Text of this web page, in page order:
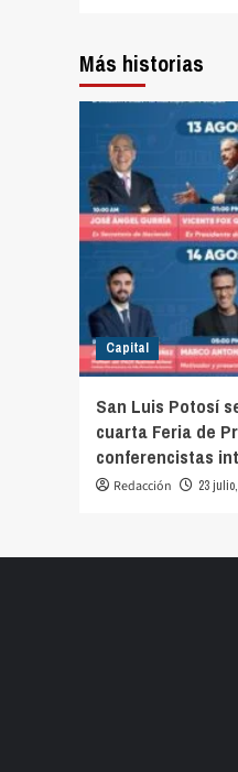
Más historias
Capital
San Luis Potosí
cuarta Feria de
conferencistas
Redacción 23